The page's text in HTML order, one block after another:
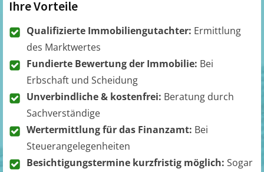
Ihre Vorteile
Qualifizierte Immobiliengutachter: Ermittlung
des Marktwertes
Fundierte Bewertung der Immobilie: Bei
Erbschaft und Scheidung
Unverbindliche & kostenfrei: Beratung durch
Sachverständige
Wertermittlung für das Finanzamt: Bei
Steuerangelegenheiten
Besichtigungstermine kurzfristig möglich: Sogar